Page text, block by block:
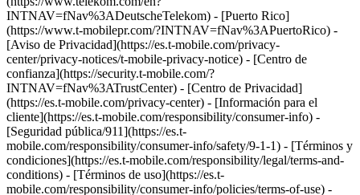
INTNAV=fNav%3ADeutscheTelekom) - [Puerto Rico]
(https://www.t-mobilepr.com/?INTNAV=fNav%3APuertoRico) -
[Aviso de Privacidad](https://es.t-mobile.com/privacy-
center/privacy-notices/t-mobile-privacy-notice) - [Centro de
confianza](https://security.t-mobile.com/?
INTNAV=fNav%3ATrustCenter) - [Centro de Privacidad]
(https://es.t-mobile.com/privacy-center) - [Información para el
cliente](https://es.t-mobile.com/responsibility/consumer-info) -
[Seguridad pública/911](https://es.t-
mobile.com/responsibility/consumer-info/safety/9-1-1) - [Términos y
condiciones](https://es.t-mobile.com/responsibility/legal/terms-and-
conditions) - [Términos de uso](https://es.t-
mobile.com/responsibility/consumer-info/policies/terms-of-use) -